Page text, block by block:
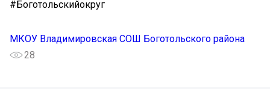
#Боготольскийокруг
МКОУ Владимировская СОШ Боготольского района
28